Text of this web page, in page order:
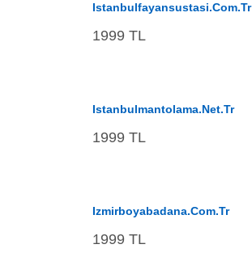
Istanbulfayansustasi.com.tr
1999 TL
Istanbulmantolama.net.tr
1999 TL
Izmirboyabadana.com.tr
1999 TL